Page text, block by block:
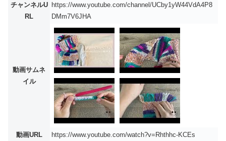
チャンネルU
RL
https://www.youtube.com/channel/UCby1yW44VdA4P8
DMm7V6JHA
動画サムネ
イル
動画URL https://www.youtube.com/watch?v=Rhthhc-KCEs